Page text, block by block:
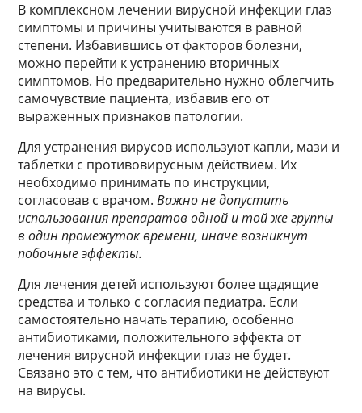
В комплексном лечении вирусной инфекции глаз
симптомы и причины учитываются в равной
степени. Избавившись от факторов болезни,
можно перейти к устранению вторичных
симптомов. Но предварительно нужно облегчить
самочувствие пациента, избавив его от
выраженных признаков патологии.
Для устранения вирусов используют капли, мази и
таблетки с противовирусным действием. Их
необходимо принимать по инструкции,
согласовав с врачом.Важно не допустить
использования препаратов одной и той же группы
в один промежуток времени, иначе возникнут
побочные эффекты.
Для лечения детей используют более щадящие
средства и только с согласия педиатра. Если
самостоятельно начать терапию, особенно
антибиотиками, положительного эффекта от
лечения вирусной инфекции глаз не будет.
Связано это с тем, что антибиотики не действуют
на вирусы.